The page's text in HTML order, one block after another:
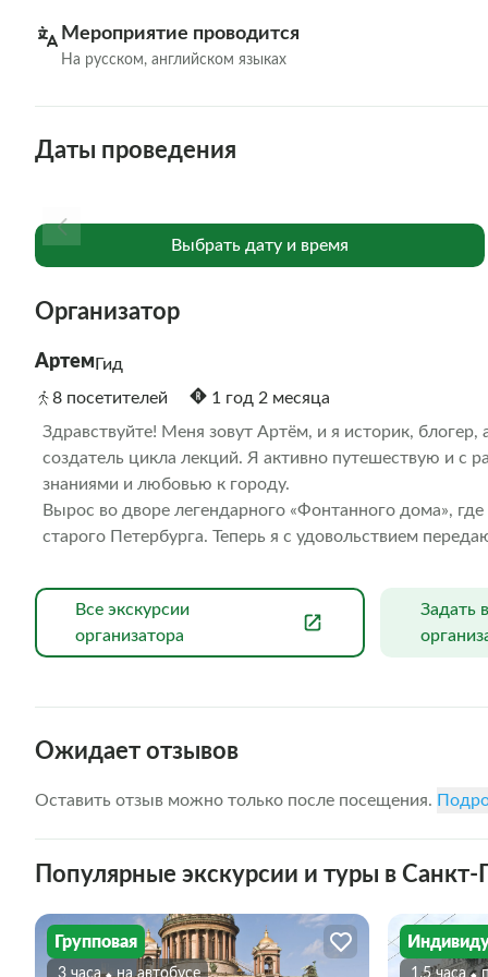
Мероприятие проводится
На русском, английском языках
Даты проведения
Выбрать дату и время
Организатор
АртемГид
8 посетителей
1 год 2 месяца
Здравствуйте! Меня зовут Артём, и я историк, блогер,
создатель цикла лекций. Я активно путешествую и с
знаниями и любовью к городу.
Вырос во дворе легендарного «Фонтанного дома», где
старого Петербурга. Теперь я с удовольствием
Все экскурсии
организатора
Задать
Ожидает отзывов
Оставить отзыв можно только после посещения.
Популярные экскурсии и туры в Санкт-
Групповая
3 часа На автобусе 1.5 часа